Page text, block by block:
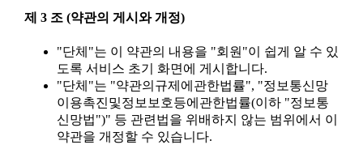
제 3 조 (약관의 게시와 개정)
"단체"는 이 약관의 내용을 "회원"이 쉽게 알 수 있
도록 서비스 초기 화면에 게시합니다.
"단체"는 "약관의규제에관한법률", "정보통신망
이용촉진및정보보호등에관한법률(이하 "정보통
신망법")" 등 관련법을 위배하지 않는 범위에서 이
약관을 개정할 수 있습니다.